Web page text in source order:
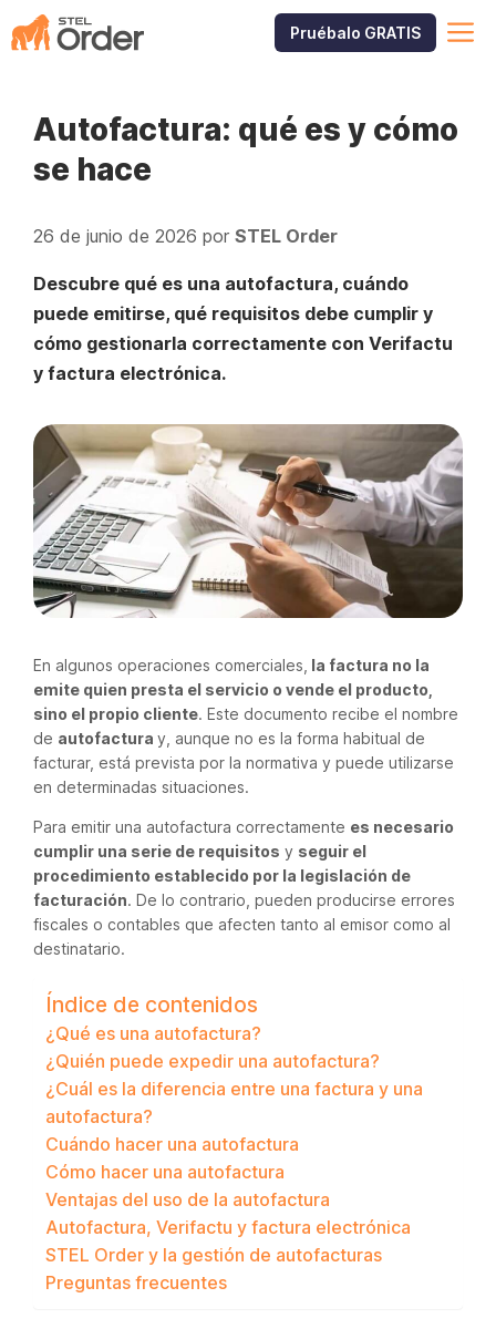
Saltar
al
Pruébalo GRATIS
Autofactura: qué es y cómo
se hace
26 de junio de 2026 por STEL Order
Descubre qué es una autofactura, cuándo
puede emitirse, qué requisitos debe cumplir y
cómo gestionarla correctamente con Verifactu
y factura electrónica.
En algunos operaciones comerciales, la factura no la
emite quien presta el servicio o vende el producto,
sino el propio cliente. Este documento recibe el nombre
de autofactura y, aunque no es la forma habitual de
facturar, está prevista por la normativa y puede utilizarse
en determinadas situaciones.
Para emitir una autofactura correctamente es necesario
cumplir una serie de requisitos y seguir el
procedimiento establecido por la legislación de
facturación. De lo contrario, pueden producirse errores
fiscales o contables que afecten tanto al emisor como al
destinatario.
Índice de contenidos
¿Qué es una autofactura?
¿Quién puede expedir una autofactura?
¿Cuál es la diferencia entre una factura y una
autofactura?
Cuándo hacer una autofactura
Cómo hacer una autofactura
Ventajas del uso de la autofactura
Autofactura, Verifactu y factura electrónica
STEL Order y la gestión de autofacturas
Preguntas frecuentes